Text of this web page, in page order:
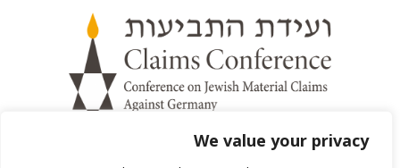
We value your privacy